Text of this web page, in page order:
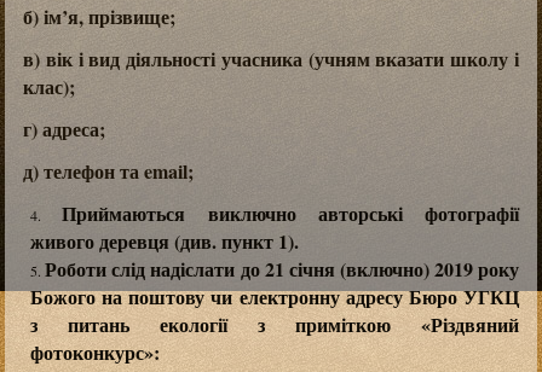
б) ім’я, прізвище;
в) вік і вид діяльності учасника (учням вказати школу і
клас);
г) адреса;
д) телефон та email;
Приймаються виключно авторські фотографії
живого деревця (див. пункт 1).
Роботи слід надіслати до 21 січня (включно) 2019 року
Божого на поштову чи електронну адресу Бюро УГКЦ
з питань екології з приміткою «Різдвяний
фотоконкурс»: